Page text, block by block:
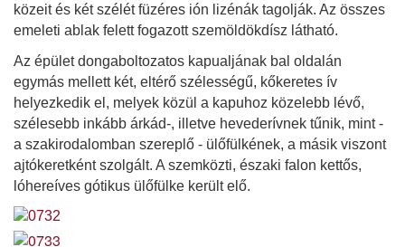
közeit és két szélét füzéres ión lizénák tagolják. Az összes
emeleti ablak felett fogazott szemöldökdísz látható.
Az épület dongaboltozatos kapualjának bal oldalán
egymás mellett két, eltérő szélességű, kőkeretes ív
helyezkedik el, melyek közül a kapuhoz közelebb lévő,
szélesebb inkább árkád-, illetve hevederívnek tűnik, mint -
a szakirodalomban szereplő - ülőfülkének, a másik viszont
ajtókeretként szolgált. A szemközti, északi falon kettős,
lóhereíves gótikus ülőfülke került elő.